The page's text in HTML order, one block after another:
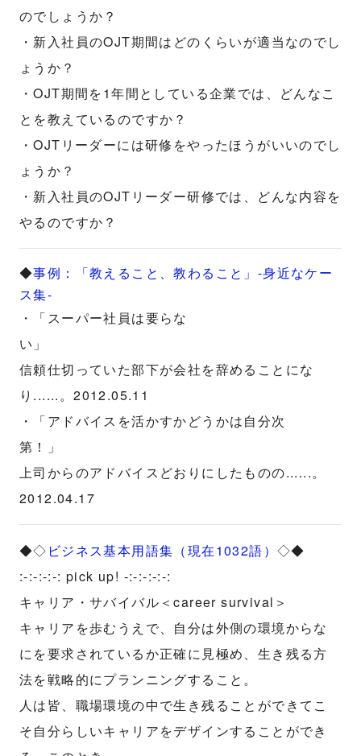
のでしょうか？
・新入社員のOJT期間はどのくらいが適当なのでし
ょうか？
・OJT期間を1年間としている企業では、どんなこ
とを教えているのですか？
・OJTリーダーには研修をやったほうがいいのでし
ょうか？
・新入社員のOJTリーダー研修では、どんな内容を
やるのですか？
◆事例：「教えること、教わること」-身近なケー
ス集-
・「スーパー社員は要らな
い」
信頼仕切っていた部下が会社を辞めることにな
り......。2012.05.11
・「アドバイスを活かすかどうかは自分次
第！」
上司からのアドバイスどおりにしたものの......。
2012.04.17
◆◇ ビジネス基本用語集（現在1032語）◇◆
:-:-:-:-: pick up! -:-:-:-:-:
キャリア・サバイバル＜career survival＞
キャリアを歩むうえで、自分は外側の環境からな
にを要求されているか正確に見極め、生き残る方
法を戦略的にプランニングすること。
人は皆、職場環境の中で生き残ることができてこ
そ自分らしいキャリアをデザインすることができ